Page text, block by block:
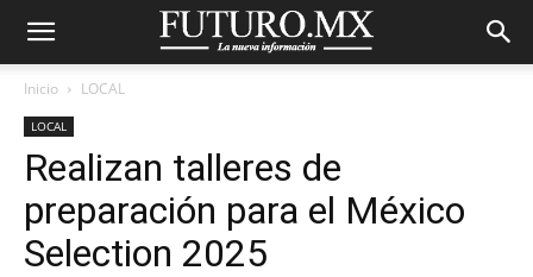
Inicio LOCAL
LOCAL
Realizan talleres de
preparación para el México
Selection 2025